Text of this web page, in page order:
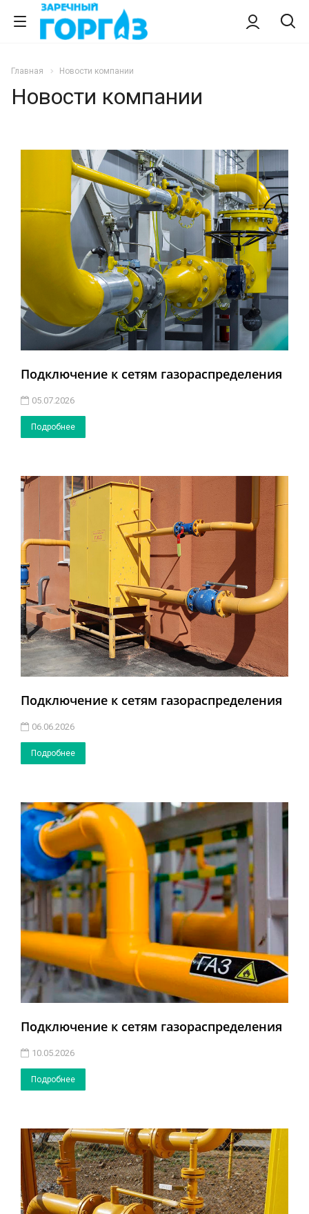
Главная Новости компании
Новости компании
Подключение к сетям газораспределения
05.07.2026
Подробнее
Подключение к сетям газораспределения
06.06.2026
Подробнее
Подключение к сетям газораспределения
10.05.2026
Подробнее